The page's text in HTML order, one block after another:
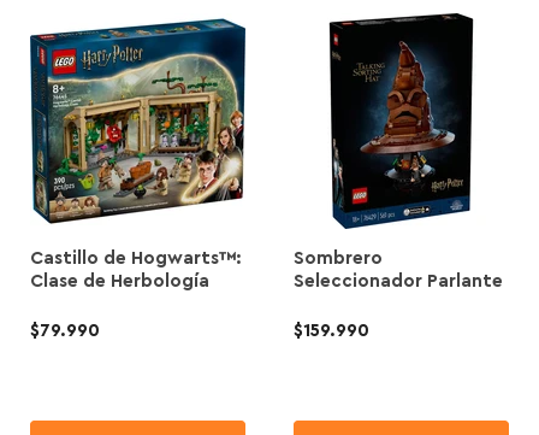
Castillo de Hogwarts™:
Clase de Herbología
$79.990
Sombrero
Seleccionador Parlante
$159.990